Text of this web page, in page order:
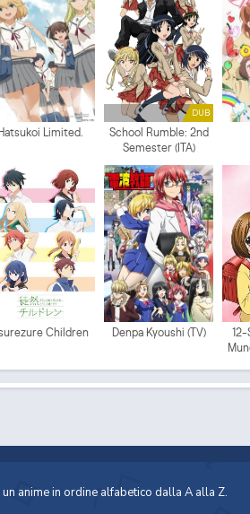
Limited.
DUB
School Rumble: 2nd
Semester (ITA)
Children Denpa Kyoushi (TV)
12-
un anime in ordine alfabetico dalla A alla Z.